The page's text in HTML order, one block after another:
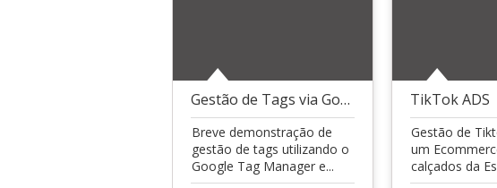
Gestão de Tags via Google Tag Manager
Breve demonstração de
gestão de tags utilizando o
Google Tag Manager e...
TikTok ADS
Gestão de
um
calçados da